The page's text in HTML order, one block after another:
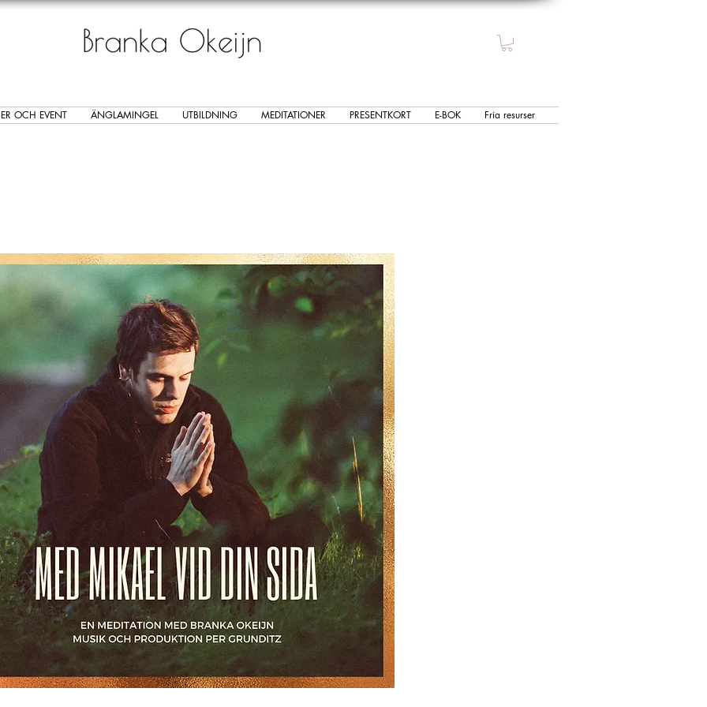
OCH EVENT ÄNGLAMINGEL UTBILDNING MEDITATIONER PRESENTKORT E-BOK Fria resurser